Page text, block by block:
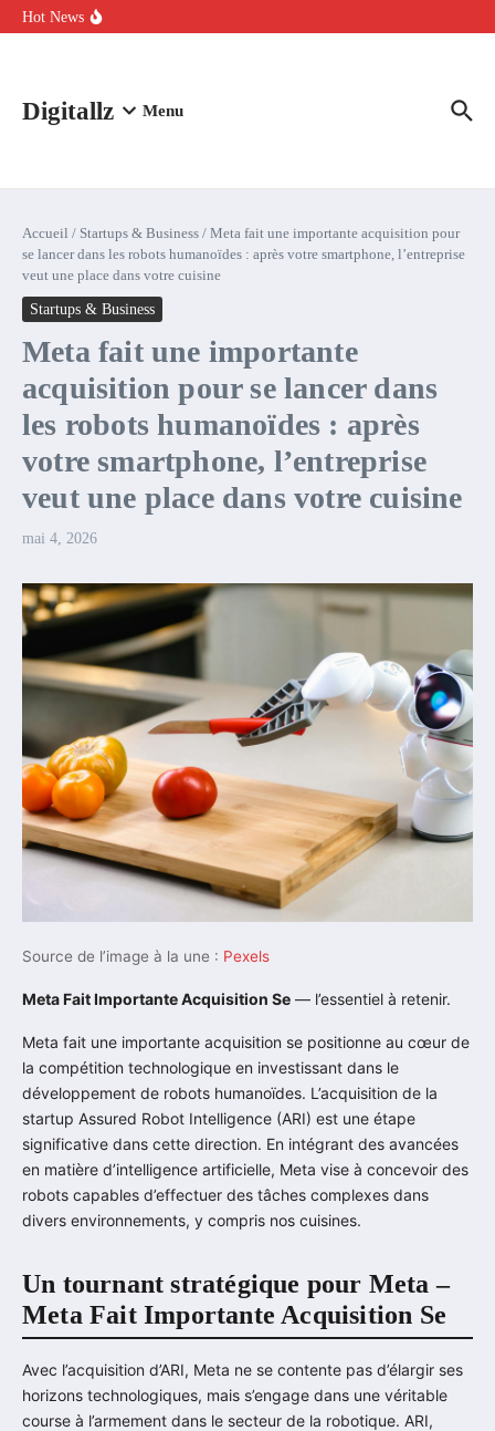
Aller au contenu
Hot News
Comment l’IA simplifie la data de caisse pour la transformer en
Digitallz Menu
Accueil / Startups & Business / Meta fait une importante acquisition pour
se lancer dans les robots humanoïdes : après votre smartphone, l’entreprise
veut une place dans votre cuisine
Startups & Business
Meta fait une importante
acquisition pour se lancer dans
les robots humanoïdes : après
votre smartphone, l’entreprise
veut une place dans votre cuisine
mai 4, 2026
Source de l’image à la une : Pexels
Meta Fait Importante Acquisition Se — l’essentiel à retenir.
Meta fait une importante acquisition se positionne au cœur de
la compétition technologique en investissant dans le
développement de robots humanoïdes. L’acquisition de la
startup Assured Robot Intelligence (ARI) est une étape
significative dans cette direction. En intégrant des avancées
en matière d’intelligence artificielle, Meta vise à concevoir des
robots capables d’effectuer des tâches complexes dans
divers environnements, y compris nos cuisines.
Un tournant stratégique pour Meta –
Meta Fait Importante Acquisition Se
Avec l’acquisition d’ARI, Meta ne se contente pas d’élargir ses
horizons technologiques, mais s’engage dans une véritable
course à l’armement dans le secteur de la robotique. ARI,